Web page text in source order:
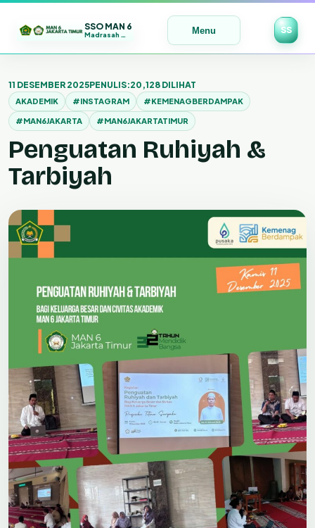
SSO MAN 6
Madrasah Maju | Bermutu | Mendunia Menu SS
ke
konten
11 DESEMBER 2025PENULIS:20,128 DILIHAT
AKADEMIK #INSTAGRAM #KEMENAGBERDAMPAK
#MAN6JAKARTA #MAN6JAKARTATIMUR
Penguatan Ruhiyah &
Tarbiyah